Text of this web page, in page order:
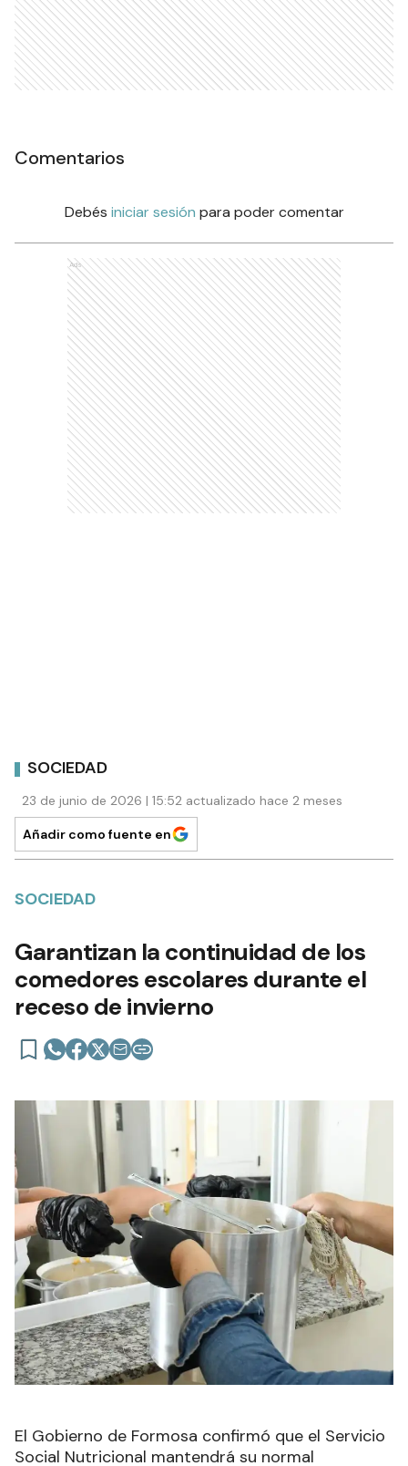
Comentarios
Debés iniciar sesión para poder comentar
Ads
SOCIEDAD
23 de junio de 2026 | 15:52 actualizado hace 2 meses
Añadir como fuente en
SOCIEDAD
Garantizan la continuidad de los
comedores escolares durante el
receso de invierno
El Gobierno de Formosa confirmó que el Servicio
Social Nutricional mantendrá su normal